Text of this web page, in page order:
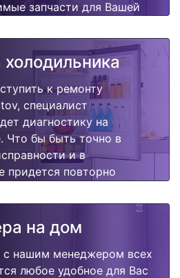
запчасти для Вашей
к ремонту
специалист
диагностику на
Что бы быть точно в
и в
придется повторно
на дом
с нашим менеджером всех
любое удобное для Вас